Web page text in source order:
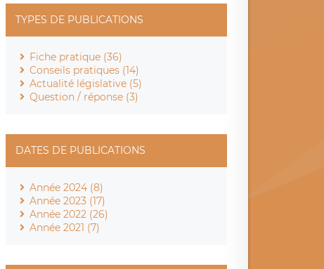
TYPES DE PUBLICATIONS
Fiche pratique (36)
Conseils pratiques (14)
Actualité législative (5)
Question / réponse (3)
DATES DE PUBLICATIONS
Année 2024 (8)
Année 2023 (17)
Année 2022 (26)
Année 2021 (7)